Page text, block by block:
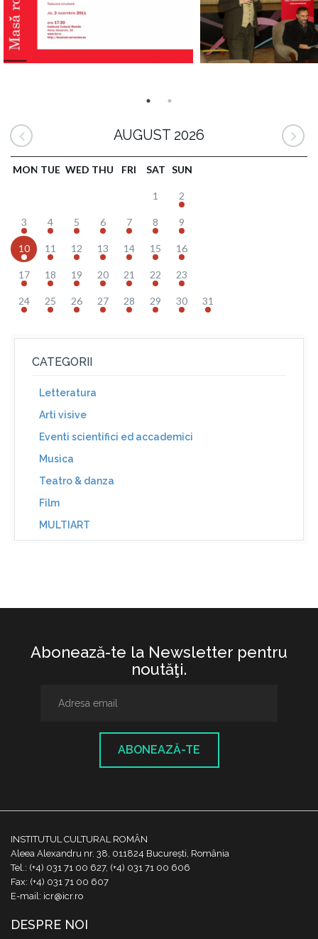
AUGUST 2026
MON TUE WED THU FRI SAT SUN
1 2
3 4 5 6 7 8 9
10 11 12 13 14 15 16
17 18 19 20 21 22 23
24 25 26 27 28 29 30 31
CATEGORII
Letteratura
Arti visive
Eventi scientifici ed accademici
Musica
Teatro & danza
Film
MULTIART
Abonează-te la Newsletter pentru
noutăţi.
ABONEAZĂ-TE
INSTITUTUL CULTURAL ROMÂN
Aleea Alexandru nr. 38, 011824 București, România
Tel.: (+4) 031 71 00 627, (+4) 031 71 00 606
Fax: (+4) 031 71 00 607
E-mail: icr@icr.ro
DESPRE NOI